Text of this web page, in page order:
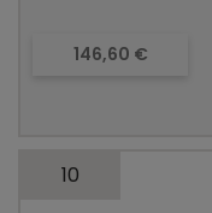
Precio
146,60 €
10